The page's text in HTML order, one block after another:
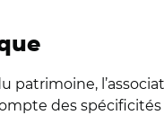
patrimoine,
des